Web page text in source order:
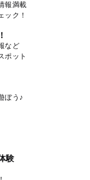
報満載
ック！
など
ポット
ぼう♪
験